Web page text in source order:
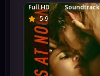
5.9
Full HD Soundtrack